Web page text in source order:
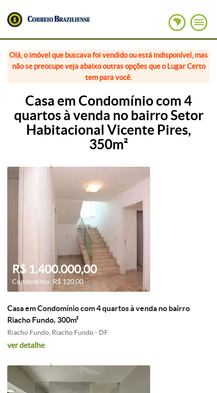
Olá, o imóvel que buscava foi vendido ou está indisponível, mas
não se preocupe veja abaixo outras opções que o Lugar Certo
tem para você.
Casa em Condomínio com 4
quartos à venda no bairro Setor
Habitacional Vicente Pires,
350m²
R$ 1.400.000,00
Condomínio: R$ 120,00
Casa em Condomínio com 4 quartos à venda no bairro
Riacho Fundo, 300m²
Riacho Fundo, Riacho Fundo - DF
ver detalhe